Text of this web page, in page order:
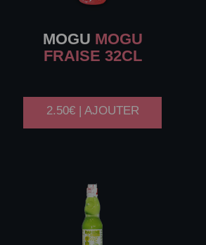
MOGU MOGU
FRAISE 32CL
2.50€ | AJOUTER